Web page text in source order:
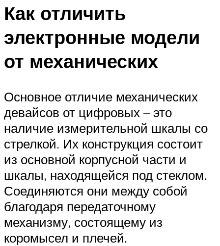
Как отличить
электронные модели
от механических
Основное отличие механических
девайсов от цифровых – это
наличие измерительной шкалы со
стрелкой. Их конструкция состоит
из основной корпусной части и
шкалы, находящейся под стеклом.
Соединяются они между собой
благодаря передаточному
механизму, состоящему из
коромысел и плечей.